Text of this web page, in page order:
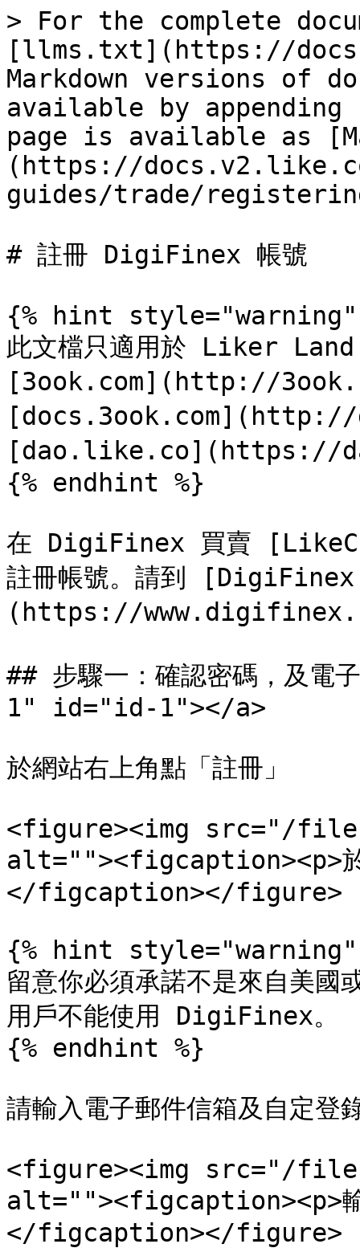
> For the complete
[llms.txt](https://
Markdown versions of
available by
page is available as
(https://
guides/trade/
# 註冊 DigiFinex 帳號
{% hint style="warning"
此文檔只適用於 Liker
[3ook.com](http://
[docs.3ook.com](http://
[dao.like.co](https://
{% endhint %}
在 DigiFinex 買賣
註冊帳號。請到
(https://
## 步驟一：確認密碼，及
1" id="id-1"></a>
於網站右上角點「註冊」
<figure><img src="/files/
alt=""><figcaption><p>於
</figcaption></figure>
{% hint style="warning"
留意你必須承諾不是來自美國
用戶不能使用 DigiFinex。
{% endhint %}
請輸入電子郵件信箱及自定登
<figure><img src="/files/
alt=""><figcaption><p>輸
</figcaption></figure>